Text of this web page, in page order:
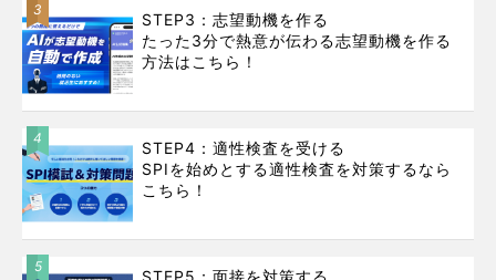
3
STEP3：志望動機を作る
たった3分で熱意が伝わる志望動機を作る
方法はこちら！
4
STEP4：適性検査を受ける
SPIを始めとする適性検査を対策するなら
こちら！
5
STEP5：面接を対策する